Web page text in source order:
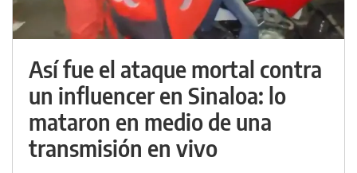
Así fue el ataque mortal contra
un influencer en Sinaloa: lo
mataron en medio de una
transmisión en vivo